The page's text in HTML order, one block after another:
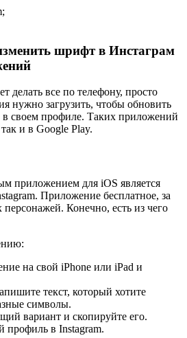
шрифт в Инстаграм
делать все по телефону, просто
нужно загрузить, чтобы обновить
своем профиле. Таких приложений
и в Google Play.
приложением для iOS является
Приложение бесплатное, за
Конечно, есть из чего
на свой iPhone или iPad и
текст, который хотите
символы.
вариант и скопируйте его.
профиль в Instagram.